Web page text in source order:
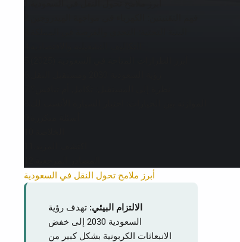
أبرز ملامح تحول النقل في السعودية
الالتزام البيئي: تهدف رؤية
السعودية 2030 إلى خفض
الانبعاثات الكربونية بشكل كبير من